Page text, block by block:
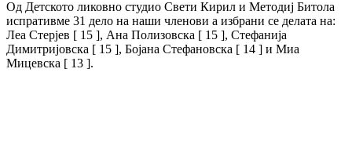
Од Детското ликовно студио Свети Кирил и Методиј Битола
испративме 31 дело на наши членови а избрани се делата на:
Леа Стерјев [ 15 ], Ана Полизовска [ 15 ], Стефанија
Димитријовска [ 15 ], Бојана Стефановска [ 14 ] и Миа
Мицевска [ 13 ].